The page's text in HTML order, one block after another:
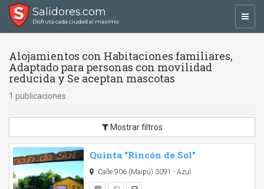
Salidores.com
Disfrutá cada ciudad al máximo
Alojamientos con Habitaciones familiares,
Adaptado para personas con movilidad
reducida y Se aceptan mascotas
1 publicaciones
Mostrar filtros
Quinta "Rincón de Sol"
Calle 906 (Maipú) 3091 - Azul